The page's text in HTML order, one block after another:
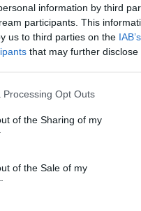
information by third
participants. This
us to third parties on the
that may further
website/app uses one or
or usage behaviour. You
to Google and its third-party
specified purposes in
Processing Opt Outs
of the Sharing of my
of the Sale of my